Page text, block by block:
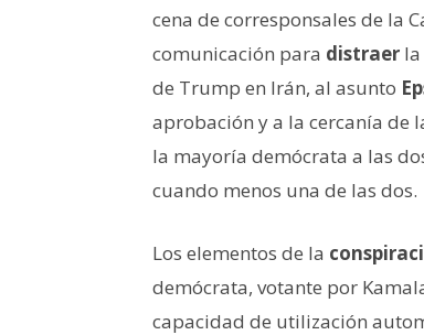
cena de corresponsales de la
comunicación para distraer
de Trump en Irán, al asunto
aprobación y a la cercanía de
la mayoría demócrata a las
cuando menos una de las dos.
Los elementos de la
demócrata, votante por
capacidad de utilización